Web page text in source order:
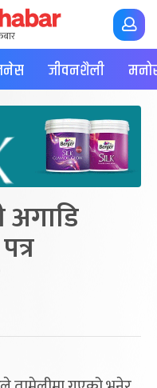
जीवनशैली
अगाडि